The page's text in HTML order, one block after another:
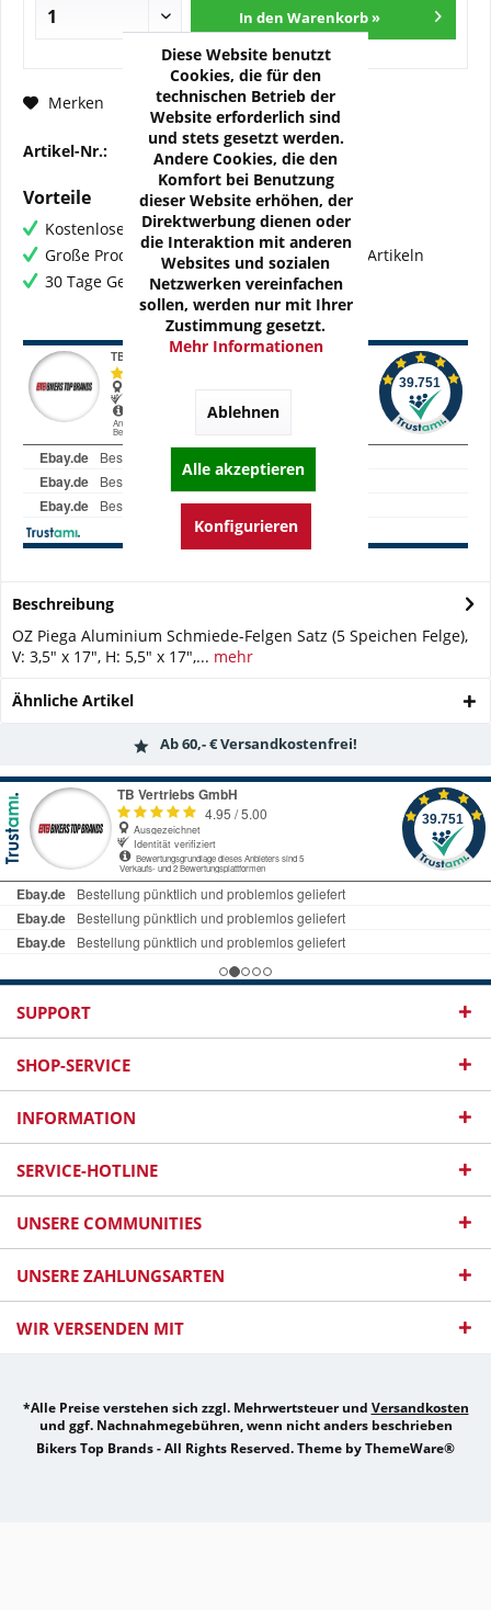
In den Warenkorb »
Merken Fragen zum Artikel?
Artikel-Nr.: OZ-KAW01-Z1M
Vorteile
Kostenloser Versand ab € 60,- Bestellwert
Große Produktauswahl mit mehr als 80.000 Artikeln
30 Tage Geld-Zurück-Garantie
Beschreibung
OZ Piega Aluminium Schmiede-Felgen Satz (5 Speichen Felge),
V: 3,5" x 17", H: 5,5" x 17",... mehr
Ähnliche Artikel
Ab 60,- € Versandkostenfrei!
SUPPORT
SHOP-SERVICE
INFORMATION
SERVICE-HOTLINE
UNSERE COMMUNITIES
UNSERE ZAHLUNGSARTEN
WIR VERSENDEN MIT
*Alle Preise verstehen sich zzgl. Mehrwertsteuer und Versandkosten
und ggf. Nachnahmegebühren, wenn nicht anders beschrieben
Bikers Top Brands - All Rights Reserved. Theme byThemeWare®
Diese Website benutzt
Cookies, die für den
technischen Betrieb der
Website erforderlich sind
und stets gesetzt werden.
Andere Cookies, die den
Komfort bei Benutzung
dieser Website erhöhen, der
Direktwerbung dienen oder
die Interaktion mit anderen
Websites und sozialen
Netzwerken vereinfachen
sollen, werden nur mit Ihrer
Zustimmung gesetzt.
Mehr Informationen
Ablehnen
Alle akzeptieren
Konfigurieren